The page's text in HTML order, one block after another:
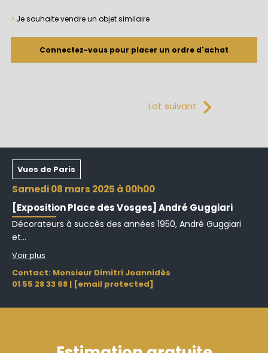
Demander un rapport de condition pour le
> Je souhaite vendre un objet similaire
Connectez-vous pour placer un ordre d'achat
Pas de compte ? J'en créé un !
J'ai oublié mon mot de passe
Lot suivant
Vues de Paris
samedi 08 mars 2025 à 00h00
[Exposition Place des Vosges] André Guggiari
Décorateurs à succès des années 1950, André Guggiari
et...
Voir plus
Contact: Monsieur Dimitri Joannidès
01 55 28 33 68 | [email protected]